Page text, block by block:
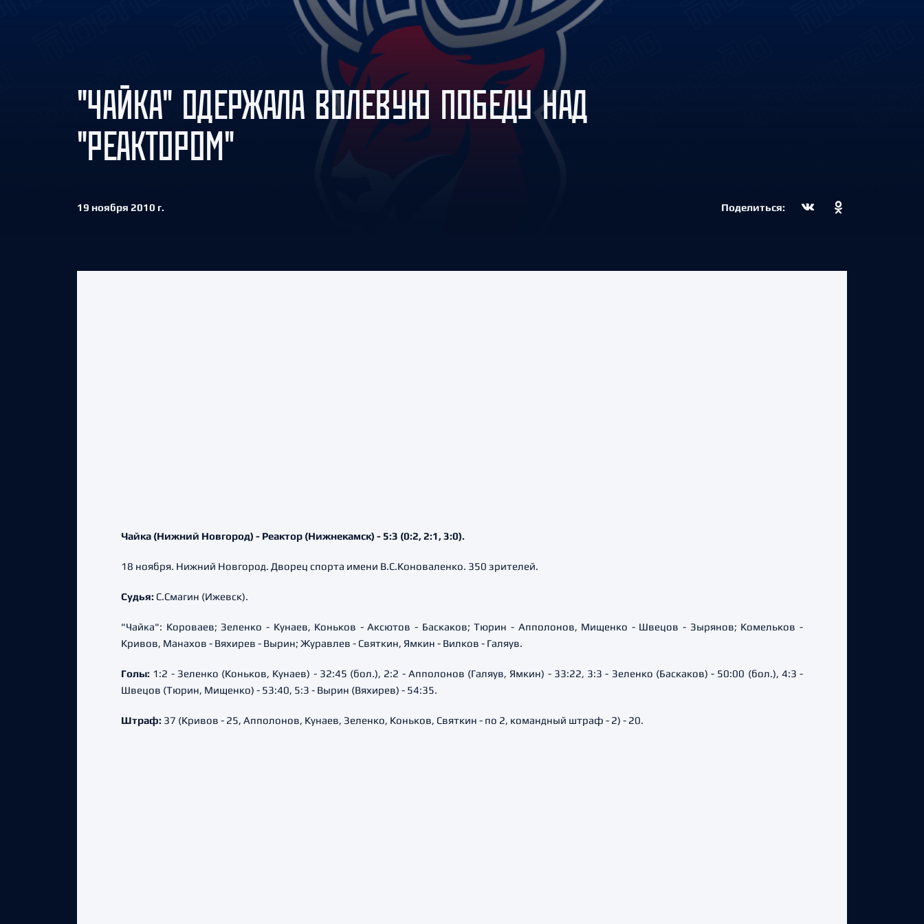
Амур
Барыс
Салават Юлаев
Сибирь
"ЧАЙКА" ОДЕРЖАЛА ВОЛЕВУЮ ПОБЕДУ НАД
"РЕАКТОРОМ"
19 ноября 2010 г. Поделиться:
Чайка (Нижний Новгород) - Реактор (Нижнекамск) - 5:3 (0:2, 2:1, 3:0).
18 ноября. Нижний Новгород. Дворец спорта имени В.С.Коноваленко. 350 зрителей.
Судья: С.Смагин (Ижевск).
"Чайка": Короваев; Зеленко - Кунаев, Коньков - Аксютов - Баскаков; Тюрин - Апполонов, Мищенко - Швецов - Зырянов; Комельков -
Кривов, Манахов - Вяхирев - Вырин; Журавлев - Святкин, Ямкин - Вилков - Галяув.
Голы: 1:2 - Зеленко (Коньков, Кунаев) - 32:45 (бол.), 2:2 - Апполонов (Галяув, Ямкин) - 33:22, 3:3 - Зеленко (Баскаков) - 50:00 (бол.), 4:3 -
Швецов (Тюрин, Мищенко) - 53:40, 5:3 - Вырин (Вяхирев) - 54:35.
Штраф: 37 (Кривов - 25, Апполонов, Кунаев, Зеленко, Коньков, Святкин - по 2, командный штраф - 2) - 20.